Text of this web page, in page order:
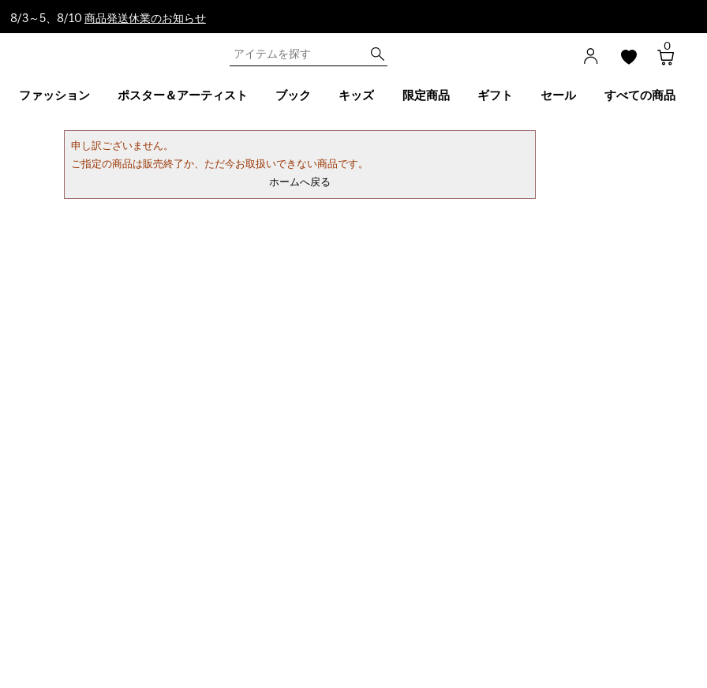
8/3～5、8/10 商品発送休業のお知らせ
0
ファッション ポスター＆アーティスト ブック キッズ 限定商品 ギフト セール すべての商品
申し訳ございません。
ご指定の商品は販売終了か、ただ今お取扱いできない商品です。
ホームへ戻る